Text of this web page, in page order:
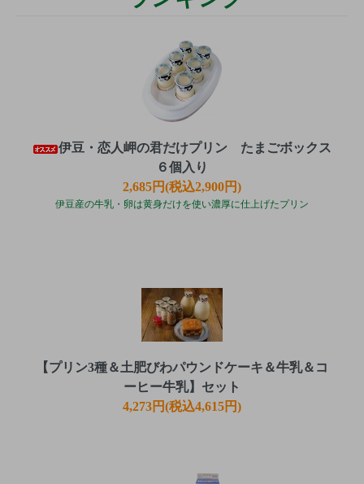
伊豆・恋人岬の君だけプリン たまごボックス
６個入り
2,685円(税込2,900円)
伊豆産の牛乳・卵は黄身だけを使い濃厚に仕上げたプリン
【プリン3種＆土肥びわパウンドケーキ＆牛乳＆コ
ーヒー牛乳】セット
4,273円(税込4,615円)